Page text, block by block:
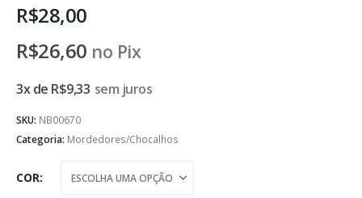
R$28,00
R$26,60 no Pix
3x de R$9,33 sem juros
SKU: NB00670
Categoria: Mordedores/Chocalhos
COR